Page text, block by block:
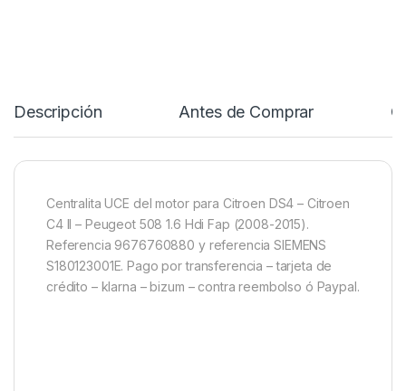
Descripción Antes de Comprar
Centralita UCE del motor para Citroen DS4 – Citroen
C4 II – Peugeot 508 1.6 Hdi Fap (2008-2015).
Referencia 9676760880 y referencia SIEMENS
S180123001E. Pago por transferencia – tarjeta de
crédito – klarna – bizum – contra reembolso ó Paypal.